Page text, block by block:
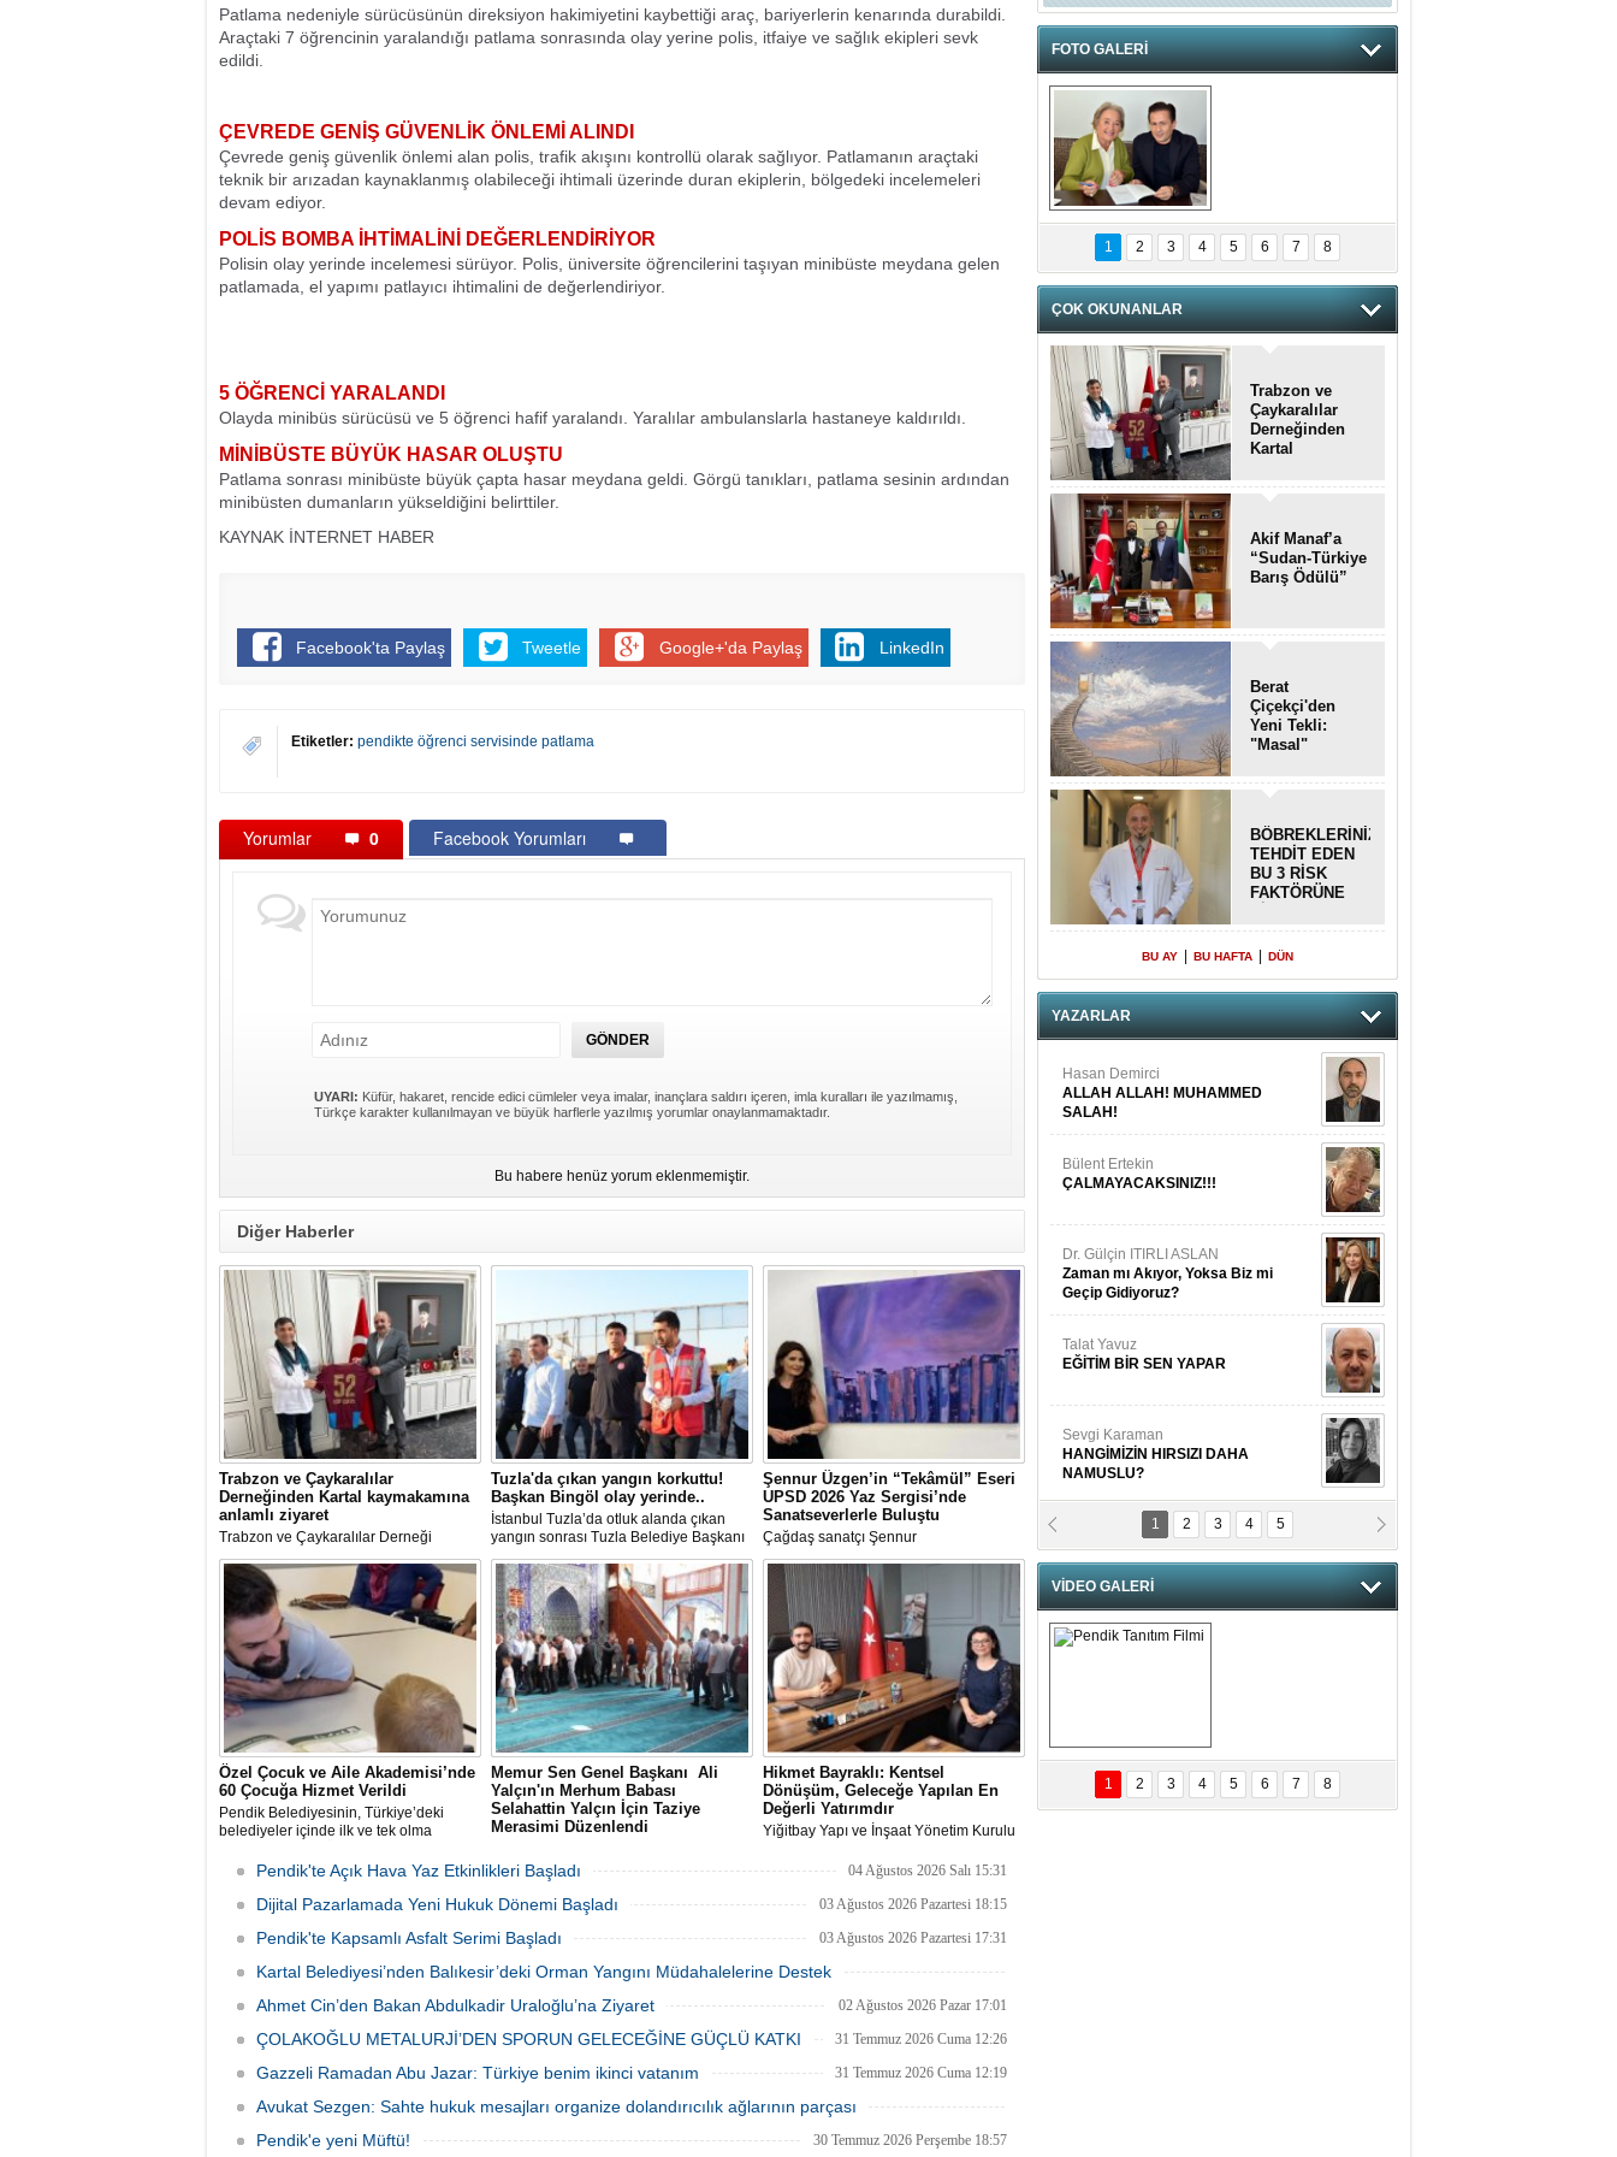
Patlama nedeniyle sürücüsünün direksiyon hakimiyetini kaybettiği araç, bariyerlerin kenarında durabildi.
Araçtaki 7 öğrencinin yaralandığı patlama sonrasında olay yerine polis, itfaiye ve sağlık ekipleri sevk
edildi.
ÇEVREDE GENİŞ GÜVENLİK ÖNLEMİ ALINDI
Çevrede geniş güvenlik önlemi alan polis, trafik akışını kontrollü olarak sağlıyor. Patlamanın araçtaki
teknik bir arızadan kaynaklanmış olabileceği ihtimali üzerinde duran ekiplerin, bölgedeki incelemeleri
devam ediyor.
POLİS BOMBA İHTİMALİNİ DEĞERLENDİRİYOR
Polisin olay yerinde incelemesi sürüyor. Polis, üniversite öğrencilerini taşıyan minibüste meydana gelen
patlamada, el yapımı patlayıcı ihtimalini de değerlendiriyor.
5 ÖĞRENCİ YARALANDI
Olayda minibüs sürücüsü ve 5 öğrenci hafif yaralandı. Yaralılar ambulanslarla hastaneye kaldırıldı.
MİNİBÜSTE BÜYÜK HASAR OLUŞTU
Patlama sonrası minibüste büyük çapta hasar meydana geldi. Görgü tanıkları, patlama sesinin ardından
minibüsten dumanların yükseldiğini belirttiler.
KAYNAK İNTERNET HABER
Facebook'ta Paylaş Tweetle Google+'da Paylaş LinkedIn
Etiketler: pendikte öğrenci servisinde patlama
Yorumlar 0 Facebook Yorumları
UYARI: Küfür, hakaret, rencide edici cümleler veya imalar, inançlara saldırı içeren, imla kuralları ile yazılmamış,
Türkçe karakter kullanılmayan ve büyük harflerle yazılmış yorumlar onaylanmamaktadır.
Bu habere henüz yorum eklenmemiştir.
Diğer Haberler
Trabzon ve Çaykaralılar
Derneğinden Kartal kaymakamına
anlamlı ziyaret
Trabzon ve Çaykaralılar Derneği
yönetim kurulu Kartal Kaymakamı Edip
Çakıcı'yı ziyaret etti.
Tuzla'da çıkan yangın korkuttu!
Başkan Bingöl olay yerinde..
İstanbul Tuzla’da otluk alanda çıkan
yangın sonrası Tuzla Belediye Başkanı
Av. Eren Ali Bingöl de bölgeye giderek
incelemelerde bulundu.
Şennur Üzgen’in “Tekâmül” Eseri
UPSD 2026 Yaz Sergisi’nde
Sanatseverlerle Buluştu
Çağdaş sanatçı Şennur
Üzgen’in Tekâmül adlı eseri,
Uluslararası Plastik Sanatlar Derneği
(UPSD) tarafından düzenlenen 2026
Yaz Sergisi’nde sanatseverlerle buluştu.
Özel Çocuk ve Aile Akademisi’nde
60 Çocuğa Hizmet Verildi
Pendik Belediyesinin, Türkiye’deki
belediyeler içinde ilk ve tek olma
Akademisi” programından ilk dönemde
60 özel çocuk yararlandı.
Memur Sen Genel Başkanı Ali
Yalçın'ın Merhum Babası
Selahattin Yalçın İçin Taziye
Merasimi Düzenlendi
rahmet-i Rahman'a kavuşan kıymetli
babası Selahattin Yalçın için, Eğitim-Bir-
Sen İstanbul Şubelerinin
günü Sultanbeyli Abdurrahmangazi
Hikmet Bayraklı: Kentsel
Dönüşüm, Geleceğe Yapılan En
Değerli Yatırımdır
Yiğitbay Yapı ve İnşaat Yönetim Kurulu
Bayraklı, emlak ve gayrimenkul
ağırladı
Pendik'te Açık Hava Yaz Etkinlikleri Başladı 04 Ağustos 2026 Salı 15:31
Dijital Pazarlamada Yeni Hukuk Dönemi Başladı 03 Ağustos 2026 Pazartesi 18:15
Pendik'te Kapsamlı Asfalt Serimi Başladı 03 Ağustos 2026 Pazartesi 17:31
Kartal Belediyesi’nden Balıkesir’deki Orman Yangını Müdahalelerine Destek
03 Ağustos 2026 Pazartesi 11:55
Ahmet Cin’den Bakan Abdulkadir Uraloğlu’na Ziyaret 02 Ağustos 2026 Pazar 17:01
ÇOLAKOĞLU METALURJİ’DEN SPORUN GELECEĞİNE GÜÇLÜ KATKI 31 Temmuz 2026 Cuma 12:26
Gazzeli Ramadan Abu Jazar: Türkiye benim ikinci vatanım 31 Temmuz 2026 Cuma 12:19
Avukat Sezgen: Sahte hukuk mesajları organize dolandırıcılık ağlarının parçası
31 Temmuz 2026 Cuma 12:10
Pendik'e yeni Müftü! 30 Temmuz 2026 Perşembe 18:57
FOTO GALERİ
hnzzzna
1 2 3 4 5 6 7 8
ÇOK OKUNANLAR
Trabzon ve
Çaykaralılar
Derneğinden
Kartal
anlamlı ziyaret
Akif Manaf’a
“Sudan-Türkiye
Barış Ödülü”
Berat
Çiçekçi'den
Yeni Tekli:
"Masal"
BÖBREKLERİNİZİ
TEHDİT EDEN
BU 3 RİSK
FAKTÖRÜNE
BU AY BU HAFTA DÜN
YAZARLAR
Hasan Demirci
ALLAH ALLAH! MUHAMMED
SALAH!
Bülent Ertekin
ÇALMAYACAKSINIZ!!!
Dr. Gülçin ITIRLI ASLAN
Zaman mı Akıyor, Yoksa Biz mi
Geçip Gidiyoruz?
Talat Yavuz
EĞİTİM BİR SEN YAPAR
Sevgi Karaman
HANGİMİZİN HIRSIZI DAHA
NAMUSLU?
Prof. Dr. Cahit Kurbanoğlu
Fatma Saçak Akbulut
SANAL KERHANE!
Abbas Levent Ertekin
Sanal Medyanın Dijital Savaş Alanı
1 2 3 4 5
VİDEO GALERİ
Pendik Tanıtım
Filmi
1 2 3 4 5 6 7 8